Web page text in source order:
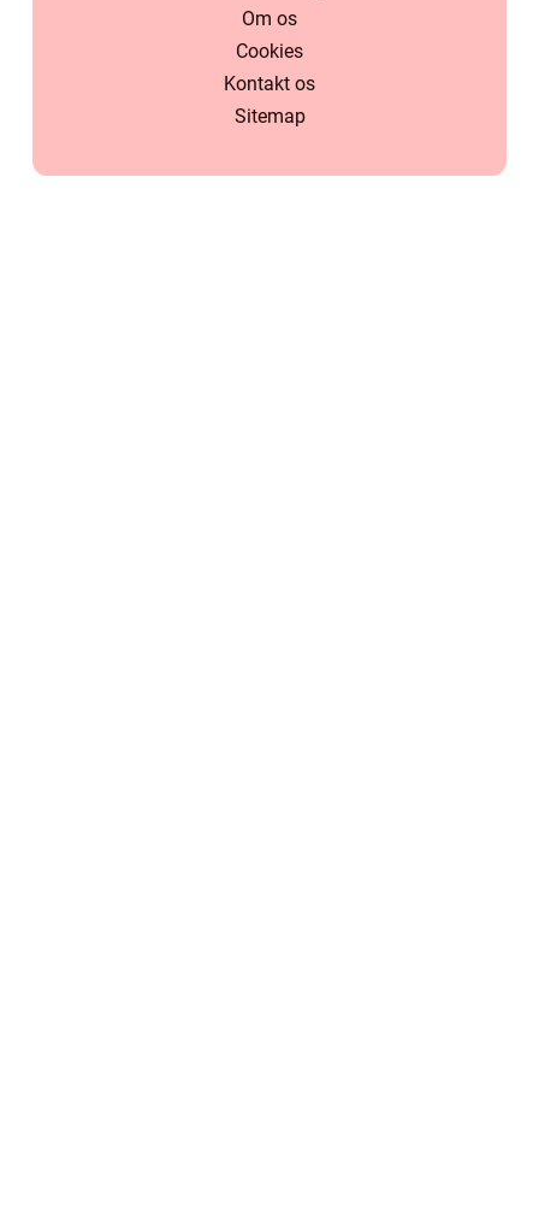
Om os
Cookies
Kontakt os
Sitemap